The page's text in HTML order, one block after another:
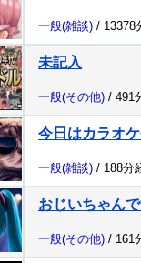
一般(雑談) / 13378
未記入
一般(その他) / 491
今日はカラオ
一般(雑談) / 188分
おじいちゃん
一般(その他) / 161